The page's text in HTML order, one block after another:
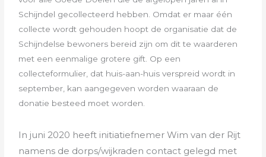
Schijndel gecollecteerd hebben. Omdat er maar één
collecte wordt gehouden hoopt de organisatie dat de
Schijndelse bewoners bereid zijn om dit te waarderen
met een eenmalige grotere gift. Op een
collecteformulier, dat huis-aan-huis verspreid wordt in
september, kan aangegeven worden waaraan de
donatie besteed moet worden.
In juni 2020 heeft initiatiefnemer Wim van der Rijt
namens de dorps/wijkraden contact gelegd met